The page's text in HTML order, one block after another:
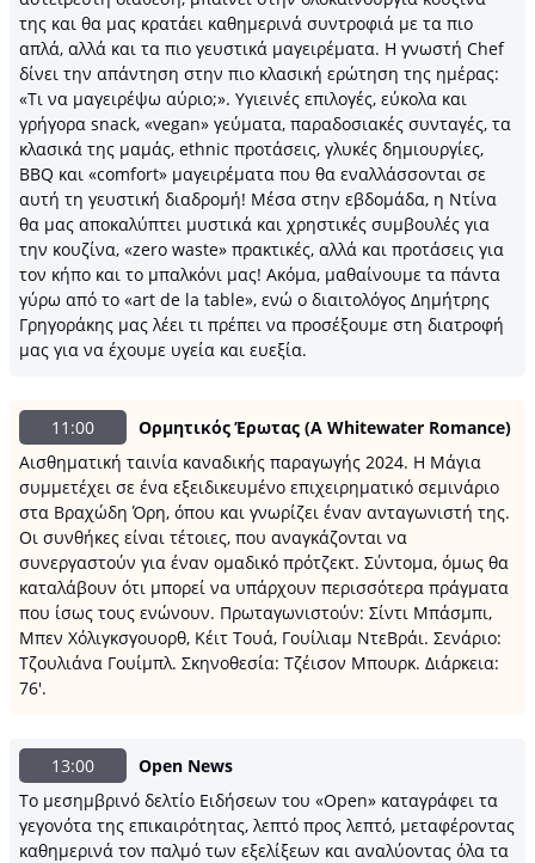
της και θα μας κρατάει καθημερινά συντροφιά με τα πιο
απλά, αλλά και τα πιο γευστικά μαγειρέματα. Η γνωστή Chef
δίνει την απάντηση στην πιο κλασική ερώτηση της ημέρας:
«Τι να μαγειρέψω αύριο;». Υγιεινές επιλογές, εύκολα και
γρήγορα snack, «vegan» γεύματα, παραδοσιακές συνταγές, τα
κλασικά της μαμάς, ethnic προτάσεις, γλυκές δημιουργίες,
BBQ και «comfort» μαγειρέματα που θα εναλλάσσονται σε
αυτή τη γευστική διαδρομή! Μέσα στην εβδομάδα, η Ντίνα
θα μας αποκαλύπτει μυστικά και χρηστικές συμβουλές για
την κουζίνα, «zero waste» πρακτικές, αλλά και προτάσεις για
τον κήπο και το μπαλκόνι μας! Ακόμα, μαθαίνουμε τα πάντα
γύρω από το «art de la table», ενώ ο διαιτολόγος Δημήτρης
Γρηγοράκης μας λέει τι πρέπει να προσέξουμε στη διατροφή
μας για να έχουμε υγεία και ευεξία.
11:00
Ορμητικός Έρωτας (A Whitewater Romance)
Αισθηματική ταινία καναδικής παραγωγής 2024. Η Μάγια
συμμετέχει σε ένα εξειδικευμένο επιχειρηματικό σεμινάριο
στα Βραχώδη Όρη, όπου και γνωρίζει έναν ανταγωνιστή της.
Οι συνθήκες είναι τέτοιες, που αναγκάζονται να
συνεργαστούν για έναν ομαδικό πρότζεκτ. Σύντομα, όμως θα
καταλάβουν ότι μπορεί να υπάρχουν περισσότερα πράγματα
που ίσως τους ενώνουν. Πρωταγωνιστούν: Σίντι Μπάσμπι,
Μπεν Χόλιγκσγουορθ, Κέιτ Τουά, Γουίλιαμ ΝτεΒράι. Σενάριο:
Τζουλιάνα Γουίμπλ. Σκηνοθεσία: Τζέισον Μπουρκ. Διάρκεια:
76'.
13:00
Open News
Το μεσημβρινό δελτίο Ειδήσεων του «Open» καταγράφει τα
γεγονότα της επικαιρότητας, λεπτό προς λεπτό, μεταφέροντας
καθημερινά τον παλμό των εξελίξεων και αναλύοντας όλα τα